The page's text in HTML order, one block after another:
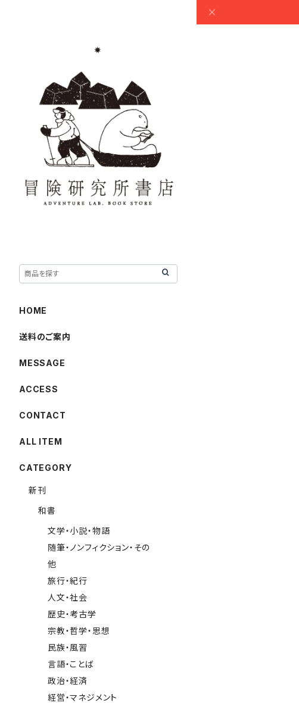
HOME
送料のご案内
MESSAGE
ACCESS
CONTACT
ALL ITEM
CATEGORY
新刊
和書
文学・小説・物語
随筆・ノンフィクション・その
他
旅行・紀行
人文・社会
歴史・考古学
宗教・哲学・思想
民族・風習
言語・ことば
政治・経済
経営・マネジメント